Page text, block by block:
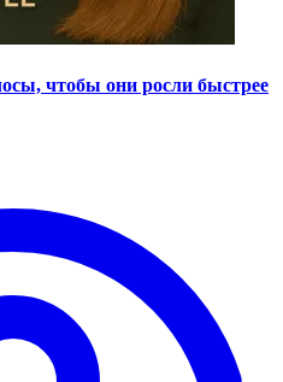
чтобы они росли быстрее